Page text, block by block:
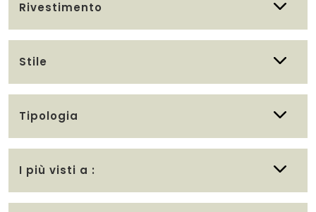
Rivestimento
Stile
Tipologia
I più visti a :